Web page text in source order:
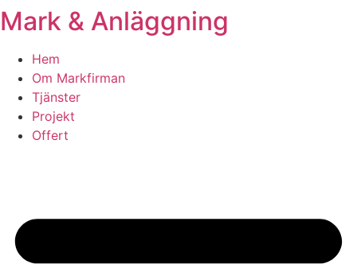
Skip
to
content
Mark & Anläggning
Hem
Om Markfirman
Tjänster
Projekt
Offert